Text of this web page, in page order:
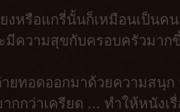
งหรือแกรี่นั้นก็เหมือนเป็นค
มีความสุขกับครอบครัวมาก
ายทอดออกมาด้วยความสนุ
กกว่าเครียด ... ทำให้หนังเ